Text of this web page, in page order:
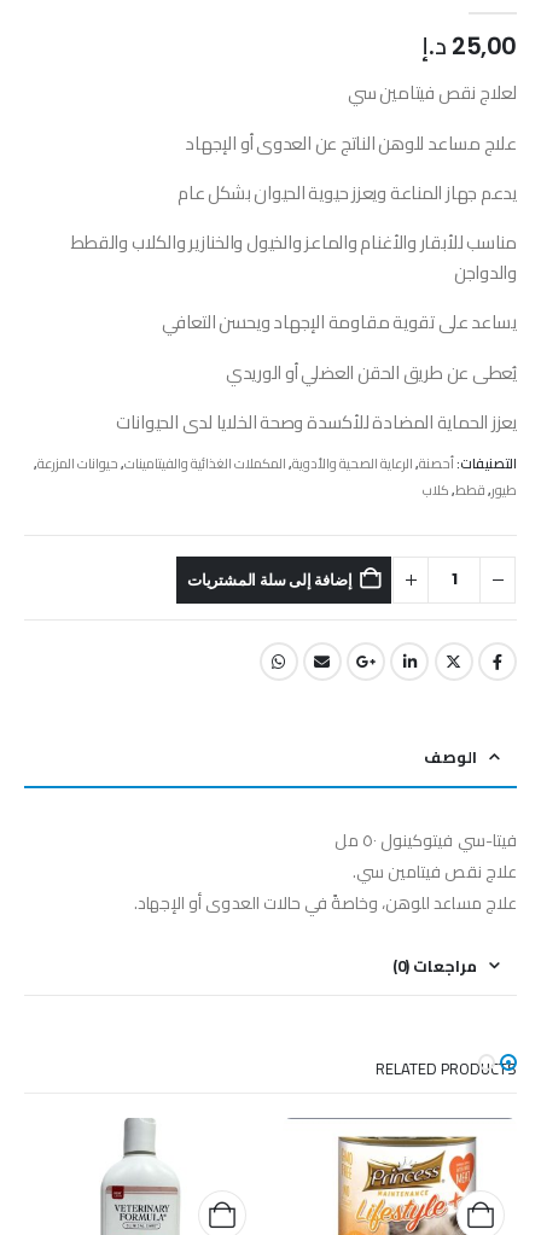
25,00 د.إ
لعلاج نقص فيتامين سي
علاج مساعد للوهن الناتج عن العدوى أو الإجهاد
يدعم جهاز المناعة ويعزز حيوية الحيوان بشكل عام
مناسب للأبقار والأغنام والماعز والخيول والخنازير والكلاب والقطط
والدواجن
يساعد على تقوية مقاومة الإجهاد ويحسن التعافي
يُعطى عن طريق الحقن العضلي أو الوريدي
يعزز الحماية المضادة للأكسدة وصحة الخلايا لدى الحيوانات
التصنيفات:أحصنة,الرعاية الصحية والأدوية,المكملات الغذائية والفيتامينات,حيوانات المزرعة,
طيور,قطط,كلاب
إضافة إلى سلة المشتريات
الوصف
فيتا-سي فيتوكينول ٥٠ مل
علاج نقص فيتامين سي.
علاج مساعد للوهن، وخاصةً في حالات العدوى أو الإجهاد.
مراجعات (0)
RELATED PRODUCTS